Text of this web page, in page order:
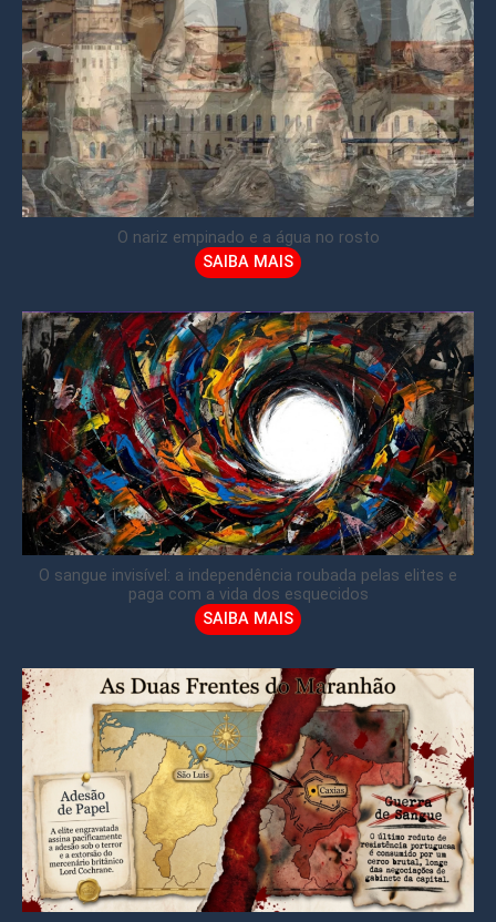
O nariz empinado e a água no rosto
SAIBA MAIS
O sangue invisível: a independência roubada pelas elites e
paga com a vida dos esquecidos
SAIBA MAIS